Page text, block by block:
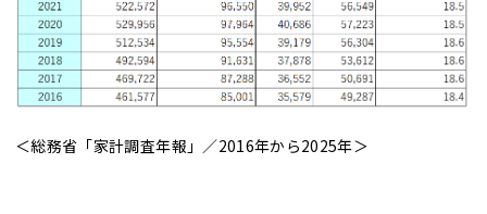
＜総務省「家計調査年報」／2016年から2025年＞